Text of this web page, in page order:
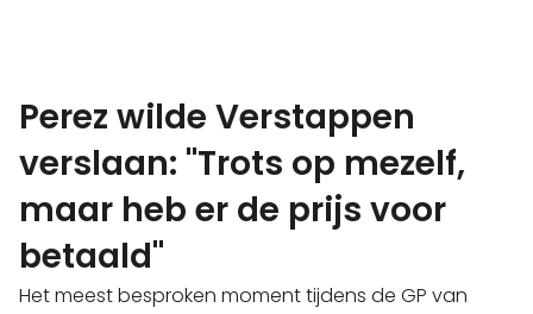
Perez wilde Verstappen
verslaan: "Trots op mezelf,
maar heb er de prijs voor
betaald"
Het meest besproken moment tijdens de GP van